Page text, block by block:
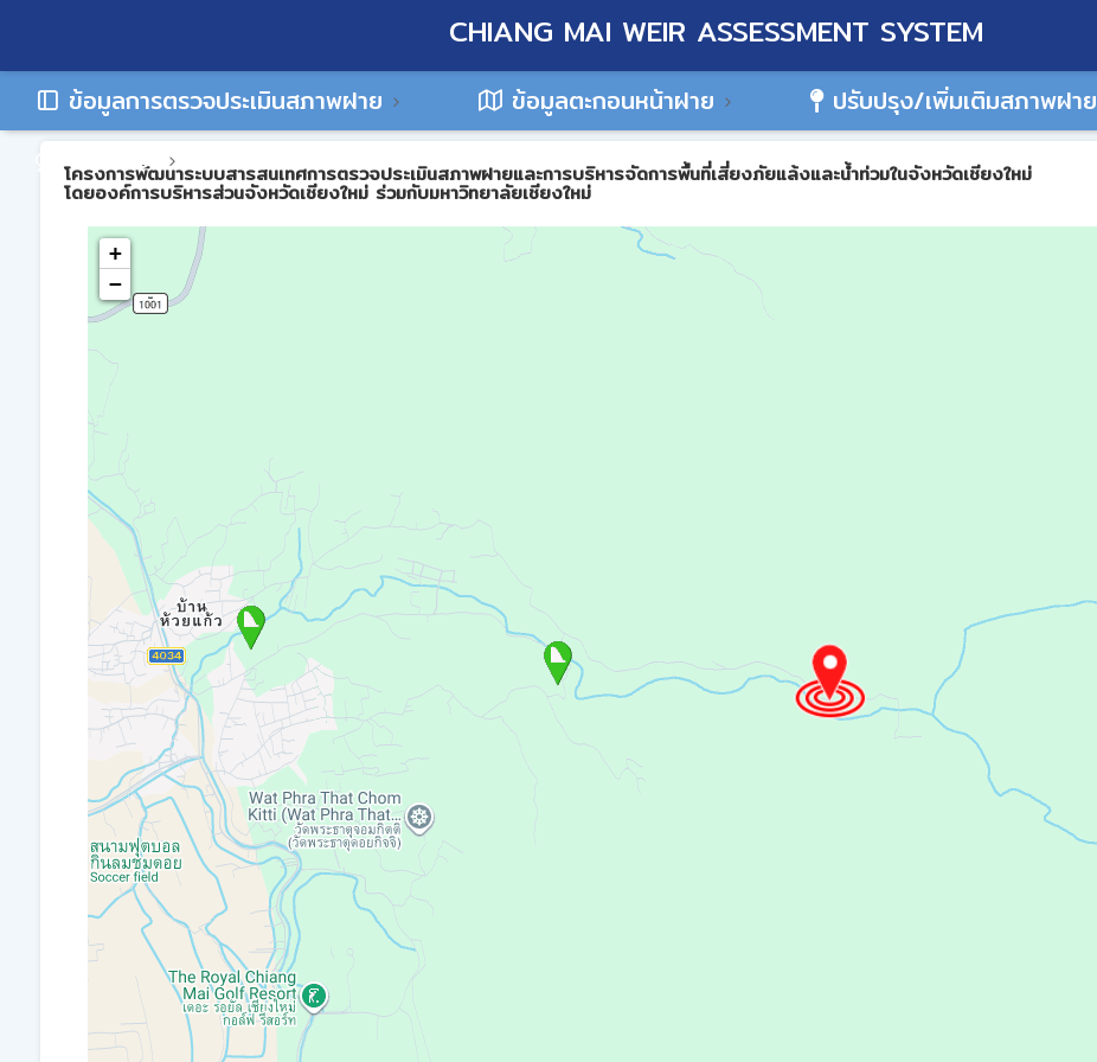
CHIANG MAI WEIR ASSESSMENT SYSTEM
ข้อมูลการตรวจประเมินสภาพฝาย ข้อมูลตะกอนหน้าฝาย ปรับปรุง/เพิ่มเติมสภาพฝาย
ติดต่อเรา
โครงการพัฒนาระบบสารสนเทศการตรวจประเมินสภาพฝายและการบริหารจัดการพื้นที่เสี่ยงภัยแล้งและน้ำท่วมในจังหวัดเชียงใหม่
โดยองค์การบริหารส่วนจังหวัดเชียงใหม่ ร่วมกับมหาวิทยาลัยเชียงใหม่
+
−